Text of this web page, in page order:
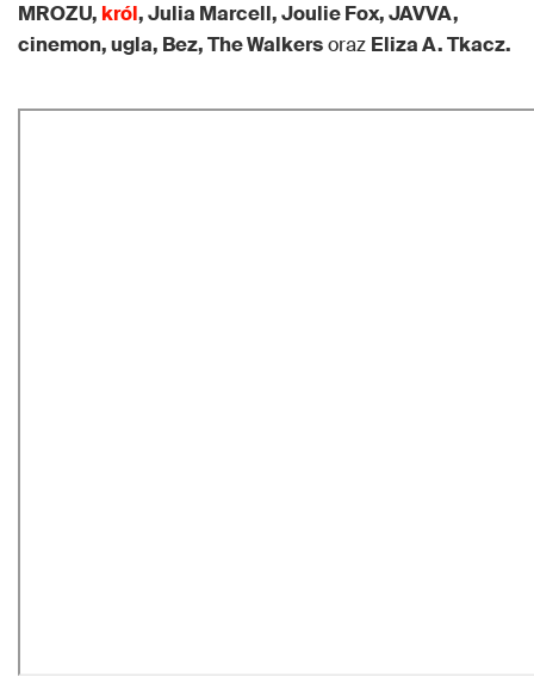
MROZU, król, Julia Marcell, Joulie Fox, JAVVA,
cinemon, ugla, Bez, The Walkersoraz Eliza A. Tkacz.